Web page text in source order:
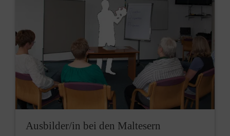
Ausbilder/in bei den Maltesern